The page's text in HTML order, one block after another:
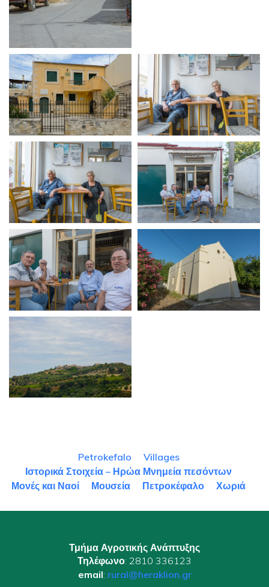
Petrokefalo
Villages
Ιστορικά Στοιχεία – Ηρώα Μνημεία πεσόντων
Μονές και Ναοί
Μουσεία Πετροκέφαλο Χωριά
Τμήμα Αγροτικής Ανάπτυξης
Τηλέφωνο: 2810 336123
email: rural@heraklion.gr